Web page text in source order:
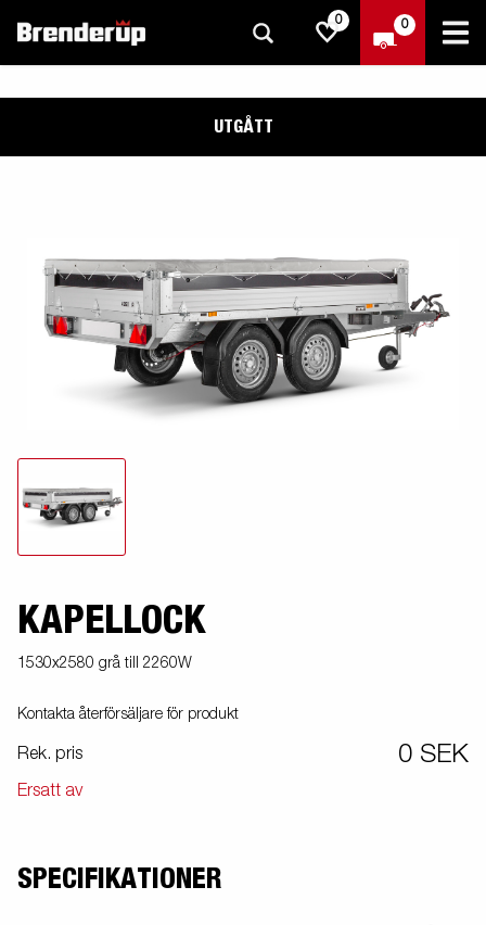
0 0
UTGÅTT
KAPELLOCK
1530x2580 grå till 2260W
Kontakta återförsäljare för produkt
Rek. pris 0 SEK
Ersatt av
SPECIFIKATIONER